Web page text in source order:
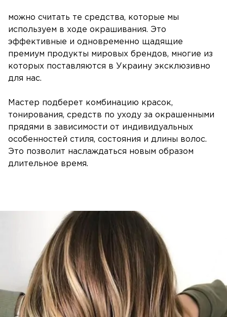
можно считать те средства, которые мы
используем в ходе окрашивания. Это
эффективные и одновременно щадящие
премиум продукты мировых брендов, многие из
которых поставляются в Украину эксклюзивно
для нас.
Мастер подберет комбинацию красок,
тонирования, средств по уходу за окрашенными
прядями в зависимости от индивидуальных
особенностей стиля, состояния и длины волос.
Это позволит наслаждаться новым образом
длительное время.